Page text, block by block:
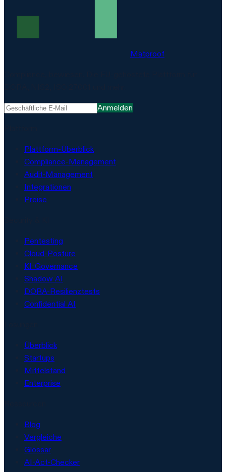
Matproof
Anmelden
Plattform-Überblick
Compliance-Management
Audit-Management
Integrationen
Preise
Pentesting
Cloud-Posture
KI-Governance
Shadow AI
DORA-Resilienztests
Confidential AI
Überblick
Startups
Mittelstand
Enterprise
Blog
Vergleiche
Glossar
AI-Act-Checker